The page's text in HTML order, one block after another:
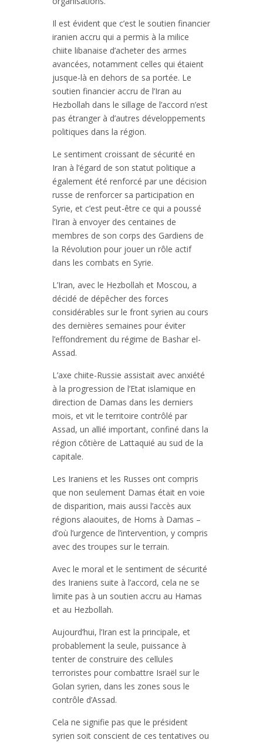
Il est évident que c’est le soutien financier
iranien accru qui a permis à la milice
chiite libanaise d’acheter des armes
avancées, notamment celles qui étaient
jusque-là en dehors de sa portée. Le
soutien financier accru de l’Iran au
Hezbollah dans le sillage de l’accord n’est
pas étranger à d’autres développements
politiques dans la région.
Le sentiment croissant de sécurité en
Iran à l’égard de son statut politique a
également été renforcé par une décision
russe de renforcer sa participation en
Syrie, et c’est peut-être ce qui a poussé
l’Iran à envoyer des centaines de
membres de son corps des Gardiens de
la Révolution pour jouer un rôle actif
dans les combats en Syrie.
L’Iran, avec le Hezbollah et Moscou, a
décidé de dépêcher des forces
considérables sur le front syrien au cours
des dernières semaines pour éviter
l’effondrement du régime de Bashar el-
Assad.
L’axe chiite-Russie assistait avec anxiété
à la progression de l’Etat islamique en
direction de Damas dans les derniers
mois, et vit le territoire contrôlé par
Assad, un allié important, confiné dans la
région côtière de Lattaquié au sud de la
capitale.
Les Iraniens et les Russes ont compris
que non seulement Damas était en voie
de disparition, mais aussi l’accès aux
régions alaouites, de Homs à Damas –
d’où l’urgence de l’intervention, y compris
avec des troupes sur le terrain.
Avec le moral et le sentiment de sécurité
des Iraniens suite à l’accord, cela ne se
limite pas à un soutien accru au Hamas
et au Hezbollah.
Aujourd’hui, l’Iran est la principale, et
probablement la seule, puissance à
tenter de construire des cellules
terroristes pour combattre Israël sur le
Golan syrien, dans les zones sous le
contrôle d’Assad.
Cela ne signifie pas que le président
syrien soit conscient de ces tentatives ou